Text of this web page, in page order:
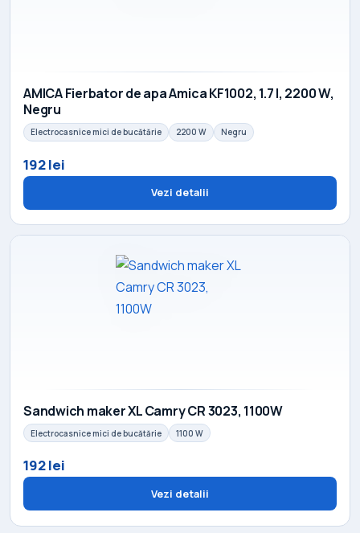
AMICA Fierbator de apa Amica KF1002, 1.7 l, 2200 W,
Negru
Electrocasnice mici de bucătărie 2200 W Negru
192 lei
Vezi detalii
Sandwich maker XL Camry CR 3023, 1100W
Electrocasnice mici de bucătărie 1100 W
192 lei
Vezi detalii